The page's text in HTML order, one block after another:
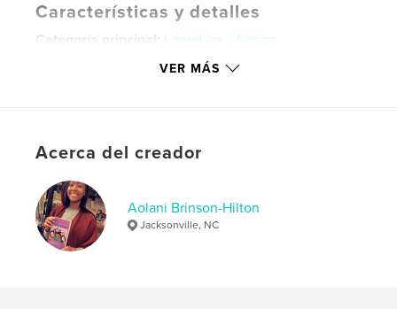
Características y detalles
Categoría principal: Literatura y ficción
Categorías adicionales Romance
Tapa blanda: 9798347415755
Fecha de publicación:
IdiomaEnglish
Palabras clave
VER MÁS
Acerca del creador
Aolani Brinson-Hilton
Jacksonville, NC